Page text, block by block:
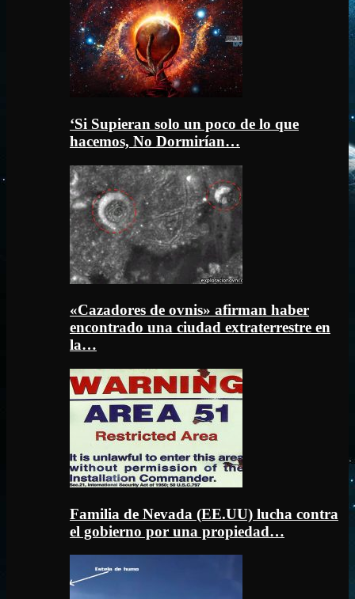
‘Si Supieran solo un poco de lo que
hacemos, No Dormirían…
«Cazadores de ovnis» afirman haber
encontrado una ciudad extraterrestre en
la…
Familia de Nevada (EE.UU) lucha contra
el gobierno por una propiedad…